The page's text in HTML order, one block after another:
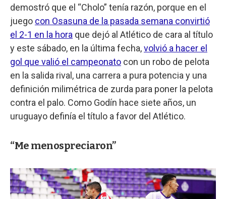
demostró que el “Cholo” tenía razón, porque en el
juego con Osasuna de la pasada semana convirtió
el 2-1 en la hora que dejó al Atlético de cara al título
y este sábado, en la última fecha,volvió a hacer el
gol que valió el campeonato con un robo de pelota
en la salida rival, una carrera a pura potencia y una
definición milimétrica de zurda para poner la pelota
contra el palo. Como Godín hace siete años, un
uruguayo definía el título a favor del Atlético.
“Me menospreciaron”